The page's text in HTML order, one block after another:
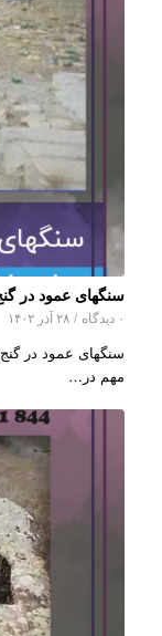
سنگهای عمود در
۰ دیدگاه / ۲۸ آذر ۱۴۰۲
سنگهای عمود در
مهم در…